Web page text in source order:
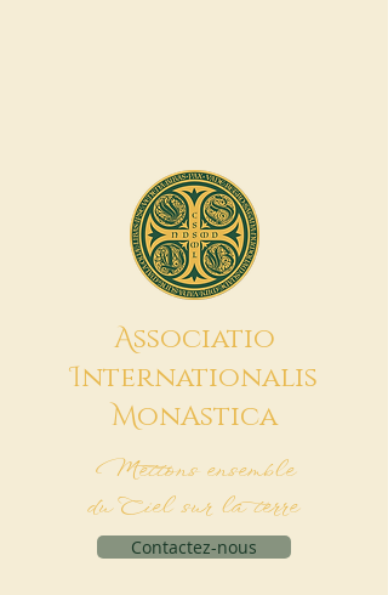
Associatio
Internationalis
MonAstica
Mettons ensemble
du Ciel sur la terre
Contactez-nous